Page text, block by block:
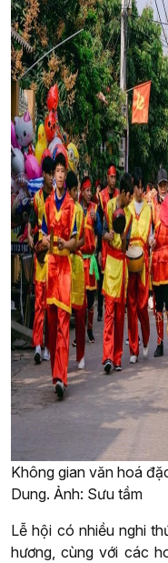
Không gian văn hoá
Dung. Ảnh: Sưu tầm
Lễ hội có nhiều nghi
hương, cùng với các